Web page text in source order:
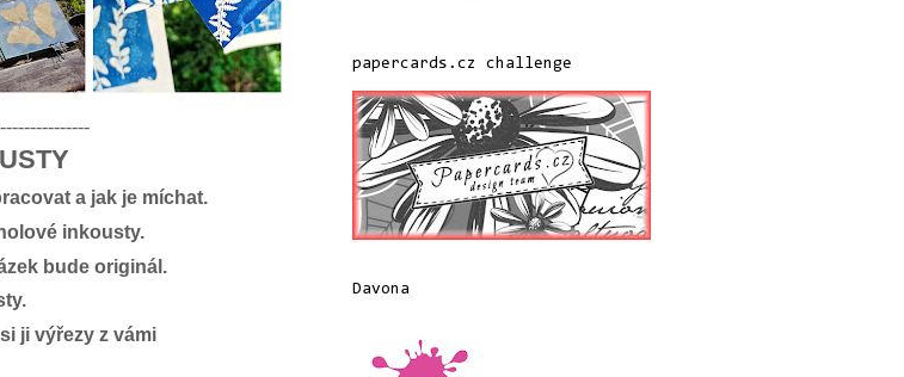
a jak je míchat.
inkousty.
bude originál.
ji výřezy z vámi
papercards.cz challenge
Davona